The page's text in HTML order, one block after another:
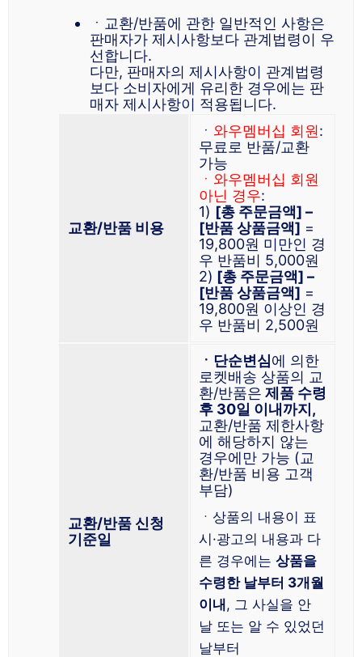
ㆍ교환/반품에 관한 일반적인 사항은
판매자가 제시사항보다 관계법령이 우
선합니다.
다만, 판매자의 제시사항이 관계법령
보다 소비자에게 유리한 경우에는 판
매자 제시사항이 적용됩니다.
교환/반품 비용
ㆍ 와우멤버십 회원:
무료로 반품/교환
가능
ㆍ와우멤버십 회원
아닌 경우:
1) [총 주문금액] –
[반품 상품금액] =
19,800원 미만인 경
우 반품비 5,000원
2) [총 주문금액] –
[반품 상품금액] =
19,800원 이상인 경
우 반품비 2,500원
교환/반품 신청
기준일
ㆍ단순변심에 의한
로켓배송 상품의 교
환/반품은 제품 수령
후 30일 이내까지,
교환/반품 제한사항
에 해당하지 않는
경우에만 가능 (교
환/반품 비용 고객
부담)
ㆍ상품의 내용이 표
시·광고의 내용과 다
른 경우에는 상품을
수령한 날부터 3개월
이내, 그 사실을 안
날 또는 알 수 있었던
날부터